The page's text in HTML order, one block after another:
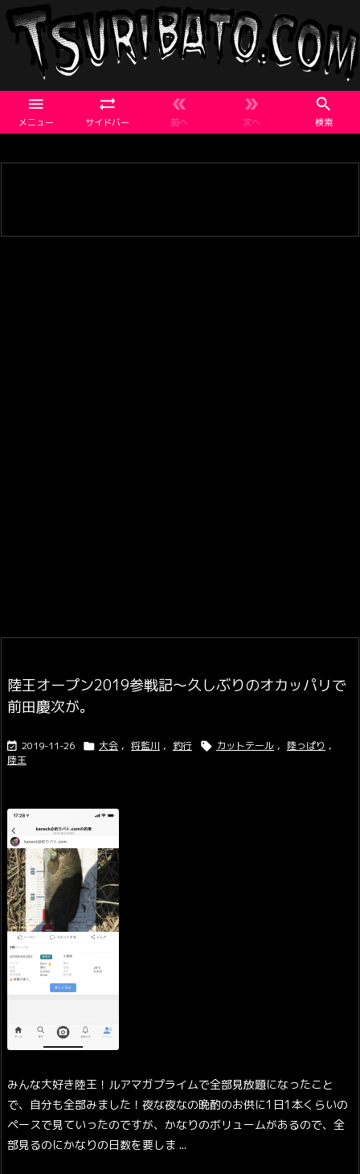

メニュー

サイドバー

前へ

次へ

検索
陸王オープン2019参戦記〜久しぶりのオカッパリで
前田慶次が。
 2019-11-26  大会 , 将監川 , 釣行  カットテール , 陸っぱり ,
陸王
みんな大好き陸王！ ルアマガプライムで全部見放題になったこと
で、自分も全部みました！ 夜な夜なの晩酌のお供に1日1本くらいの
ペースで見ていったのですが、かなりのボリュームがあるので、全
部見るのにかなりの日数を要しま ...